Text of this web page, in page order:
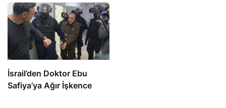
İsrail’den Doktor Ebu
Safiya’ya Ağır İşkence